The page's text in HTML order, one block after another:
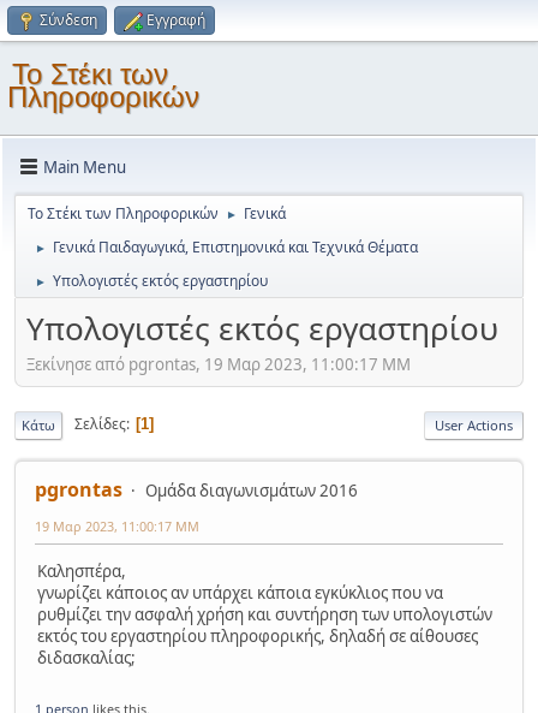
Σύνδεση Εγγραφή
Το Στέκι των
Πληροφορικών
Main Menu
Το Στέκι των Πληροφορικών ► Γενικά
► Γενικά Παιδαγωγικά, Επιστημονικά και Τεχνικά Θέματα
► Υπολογιστές εκτός εργαστηρίου
Υπολογιστές εκτός εργαστηρίου
Ξεκίνησε από pgrontas, 19 Μαρ 2023, 11:00:17 ΜΜ
Κάτω Σελίδες 1 User Actions
pgrontas Ομάδα διαγωνισμάτων 2016
19 Μαρ 2023, 11:00:17 ΜΜ
Καλησπέρα,
γνωρίζει κάποιος αν υπάρχει κάποια εγκύκλιος που να
ρυθμίζει την ασφαλή χρήση και συντήρηση των υπολογιστών
εκτός του εργαστηρίου πληροφορικής, δηλαδή σε αίθουσες
διδασκαλίας;
1 person likes this.